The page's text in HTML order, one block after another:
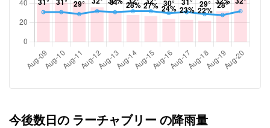
今後数日の ラーチャブリー の降雨量